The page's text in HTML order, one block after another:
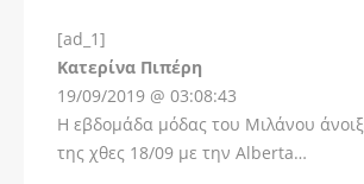
[ad_1]
Kατερίνα Πιπέρη
19/09/2019 @ 03:08:43
Η εβδομάδα μόδας του Μιλάνου
της χθες 18/09 με την Alberta…